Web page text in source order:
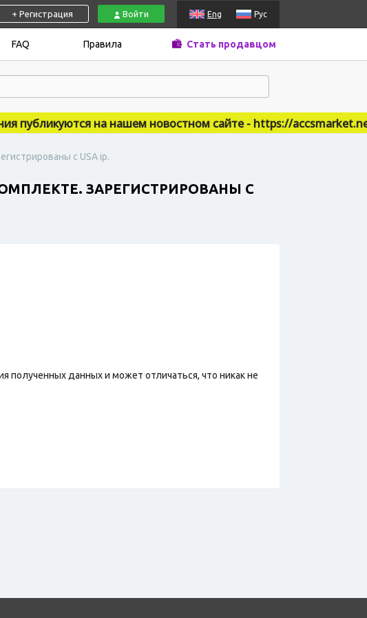
+ Регистрация Войти Eng Рус
FAQ Правила Стать продавцом
на нашем новостном сайте - https://accsmarket.news
с USA ip.
ЗАРЕГИСТРИРОВАНЫ С
полученных данных и может отличаться, что никак не